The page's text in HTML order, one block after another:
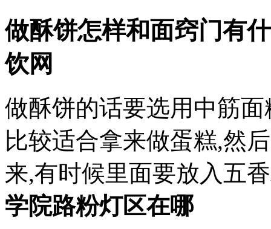
做酥饼怎样和面窍门有
饮网
做酥饼的话要选用中筋
比较适合拿来做蛋糕,然
来,有时候里面要放入五
学院路粉灯区在哪